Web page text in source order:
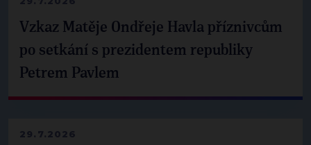
Vzkaz Matěje Ondřeje Havla příznivcům
po setkání s prezidentem republiky
Petrem Pavlem
29.7.2026